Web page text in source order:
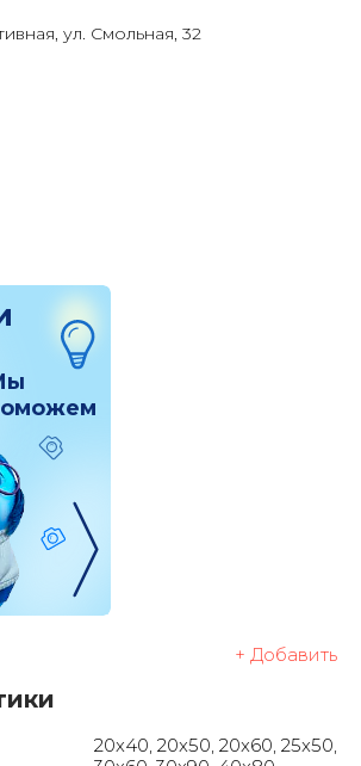
ул. Смольная, 32
+ Добавить
20x40, 20x50, 20x60, 25x50,